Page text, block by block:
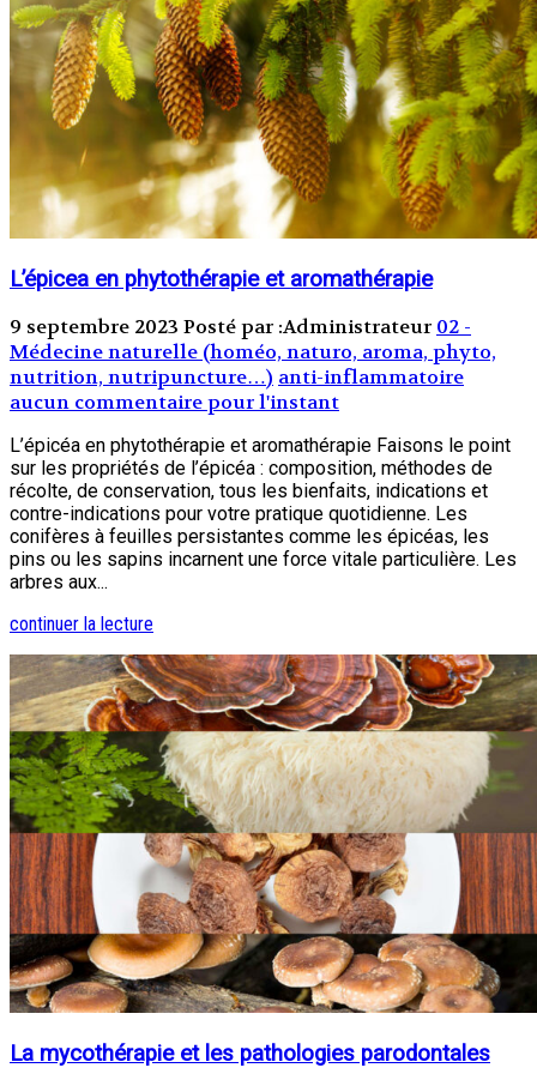
L’épicea en phytothérapie et aromathérapie
9 septembre 2023 Posté par :Administrateur 02 -
Médecine naturelle (homéo, naturo, aroma, phyto,
nutrition, nutripuncture…) anti-inflammatoire
aucun commentaire pour l'instant
L’épicéa en phytothérapie et aromathérapie Faisons le point
sur les propriétés de l’épicéa : composition, méthodes de
récolte, de conservation, tous les bienfaits, indications et
contre-indications pour votre pratique quotidienne. Les
conifères à feuilles persistantes comme les épicéas, les
pins ou les sapins incarnent une force vitale particulière. Les
arbres aux...
continuer la lecture
La mycothérapie et les pathologies parodontales